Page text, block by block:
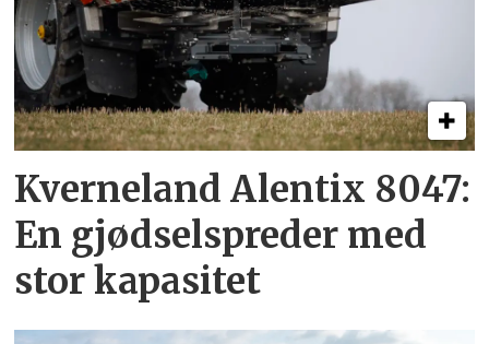
Kverneland Alentix 8047:
En gjødsel­spreder med
stor kapasitet